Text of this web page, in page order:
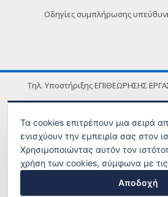
Οδηγίες συμπλήρωσης
Τηλ. Υποστήριξης ΕΠΙΘΕΩΡΗΣΗΣ
Τα cookies επιτρέπουν μια σειρά
ενισχύουν την εμπειρία σας στον
Χρησιμοποιώντας αυτόν τον
χρήση των cookies, σύμφωνα με τις
Αποδοχή